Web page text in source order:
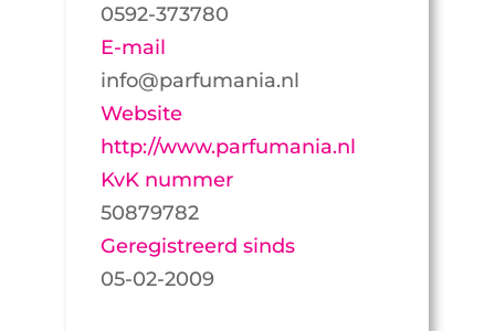
0592-373780
E-mail
info@parfumania.nl
Website
http://www.parfumania.nl
KvK nummer
50879782
Geregistreerd sinds
05-02-2009